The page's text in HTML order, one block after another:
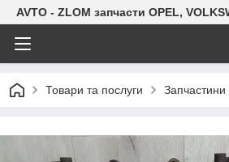
AVTO - ZLOM запчасти OPEL,
Товари та послуги